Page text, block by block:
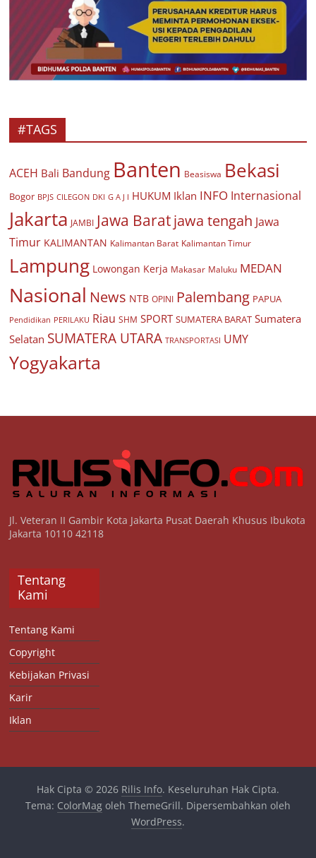
#TAGS
ACEH Bali Bandung Banten Beasiswa Bekasi
Bogor BPJS CILEGON DKI G A J I HUKUM Iklan INFO Internasional
Jakarta JAMBI Jawa Baratjawa tengah Jawa
Timur KALIMANTAN Kalimantan Barat Kalimantan Timur
Lampung Lowongan Kerja Makasar Maluku MEDAN
Nasional News NTB OPINI Palembang PAPUA
Pendidikan PERILAKU Riau SHM SPORT SUMATERA BARAT Sumatera
Selatan SUMATERA UTARA TRANSPORTASI UMY
Yogyakarta
Jl. Veteran II Gambir Kota Jakarta Pusat Daerah Khusus Ibukota
Jakarta 10110 42118
Tentang
Kami
Tentang Kami
Copyright
Kebijakan Privasi
Karir
Iklan
Hak Cipta © 2026 Rilis Info. Keseluruhan Hak Cipta.
Tema: ColorMagoleh ThemeGrill. Dipersembahkan oleh
WordPress.